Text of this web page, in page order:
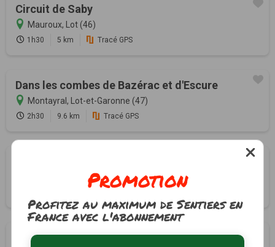
Circuit de Saby
Mauroux, Lot (46)
1h30 5 km Tracé GPS
Dans les combes de Bazérac et d'Escure
Montayral, Lot-et-Garonne (47)
2h30 9.6 km Tracé GPS
Montayral, Lot-et-Garonne (47)
Entre Bastide et Vallée de la Thèze
Promotion
Profitez au maximum de Sentiers en
France avec l'abonnement